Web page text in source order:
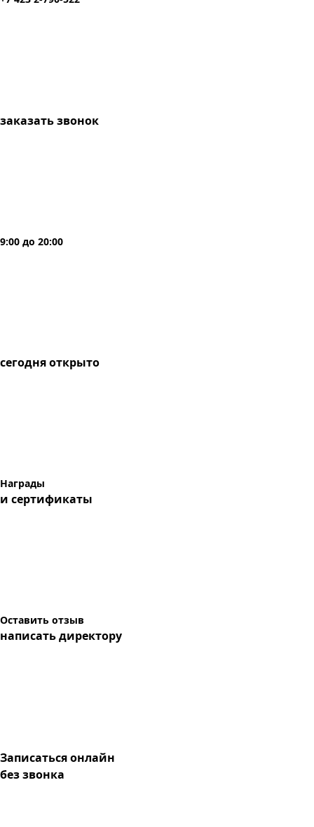
заказать звонок
9:00 до 20:00
сегодняоткрыто
Награды
и сертификаты
Оставить отзыв
написать директору
Записаться онлайн
без звонка